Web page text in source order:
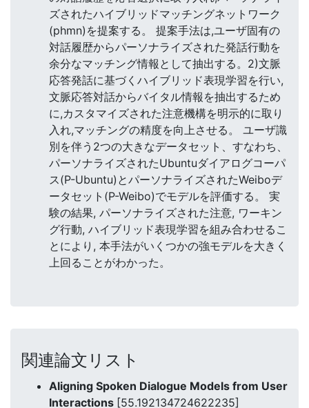
ズされたハイブリッドマッチングネットワーク
(phmn)を提案する。 提案手法は,ユーザ固有の
対話履歴からパーソナライズされた発話行動を
余分なマッチング情報として抽出する。2)文脈
応答発話に基づくハイブリッド表現学習を行い,
文脈応答対話からバイタル情報を抽出するため
に,カスタマイズされた注意機構を明示的に取り
入れ,マッチングの精度を向上させる。 ユーザ識
別を伴う2つの大きなデータセット、すなわち、
パーソナライズされたUbuntuダイアログコーパ
ス(P-Ubuntu)とパーソナライズされたWeiboデ
ータセット(P-Weibo)でモデルを評価する。 実
験の結果, パーソナライズされた注意, ワーキン
グ行動, ハイブリッド表現学習を組み合わせるこ
とにより, 本手法がいくつかの強モデルを大きく
上回ることがわかった。
関連論文リスト
Aligning Spoken Dialogue Models from User
Interactions [55.192134724622235]